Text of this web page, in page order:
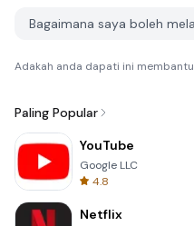
Adakah anda dapati ini membantu
Paling Popular
YouTube
Google LLC
4.8
Netflix